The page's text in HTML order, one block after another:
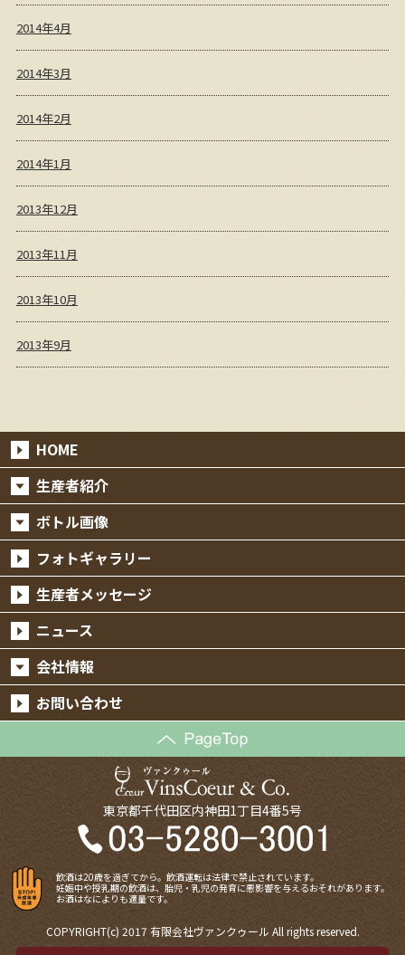
2014年4月
2014年3月
2014年2月
2014年1月
2013年12月
2013年11月
2013年10月
2013年9月
HOME
生産者紹介
ボトル画像
フォトギャラリー
生産者メッセージ
ニュース
会社情報
お問い合わせ
東京都千代田区内神田1丁目4番5号
飲酒は20歳を過ぎてから。飲酒運転は法律で禁止されています。
妊娠中や授乳期の飲酒は、胎児・乳児の発育に悪影響を与えるおそれがあります。
お酒はなによりも適量です。
COPYRIGHT(c) 2017 有限会社ヴァンクゥール All rights reserved.